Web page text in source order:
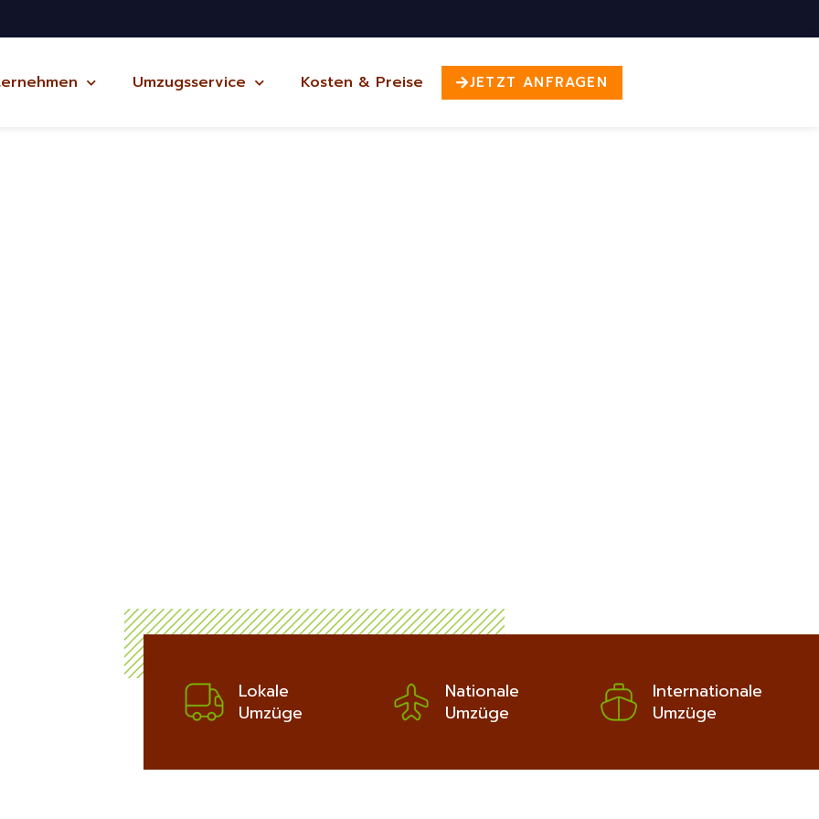
Umzugsservice Kosten & Preise JETZT ANFRAGEN
Lokale
Umzüge
Nationale
Umzüge
Internationale
Umzüge